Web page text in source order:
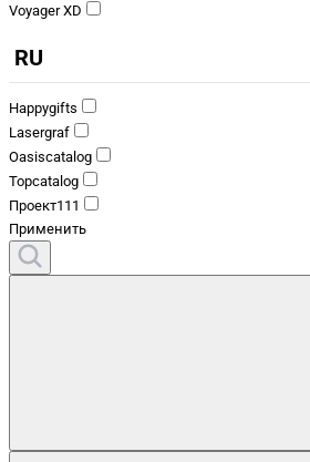
Voyager XD
RU
Happygifts
Lasergraf
Oasiscatalog
Topcatalog
Проект111
Применить